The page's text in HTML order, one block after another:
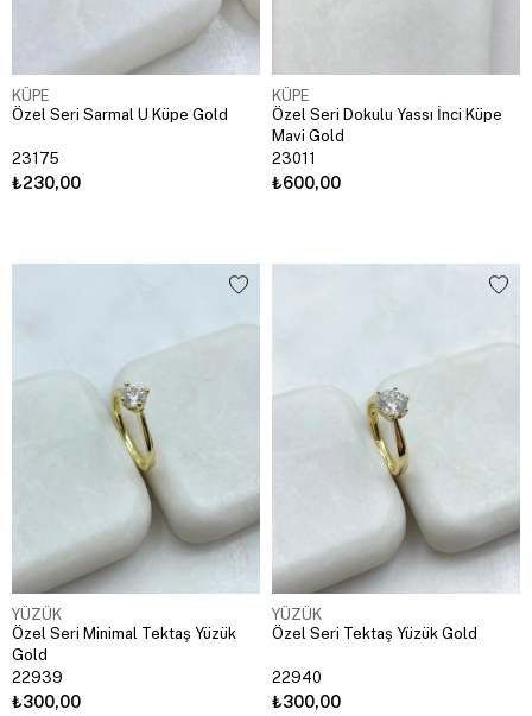
KÜPE
Özel Seri Sarmal U Küpe Gold
23175
₺230,00
KÜPE
Özel Seri Dokulu Yassı İnci Küpe
Mavi Gold
23011
₺600,00
YÜZÜK
Özel Seri Minimal Tektaş Yüzük
Gold
22939
₺300,00
YÜZÜK
Özel Seri Tektaş Yüzük Gold
22940
₺300,00